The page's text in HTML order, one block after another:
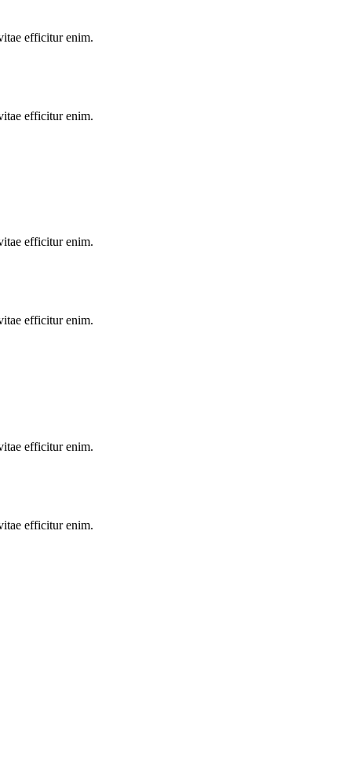
efficitur enim.
efficitur enim.
efficitur enim.
efficitur enim.
efficitur enim.
efficitur enim.